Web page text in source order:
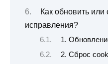
Как обновить или
исправления?
1.
2. Сброс